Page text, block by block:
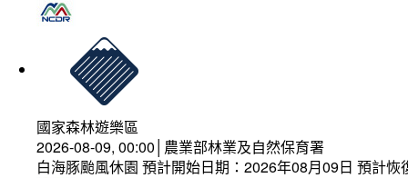
國家森林遊樂區
2026-08-09, 00:00│農業部林業及自然保育署
白海豚颱風休園 預計開始日期：2026年08月09日 預計